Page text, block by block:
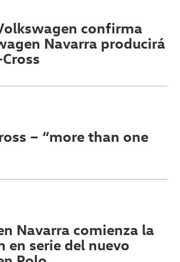
confirma
Navarra producirá
– “more than one
Navarra comienza la
en serie del nuevo